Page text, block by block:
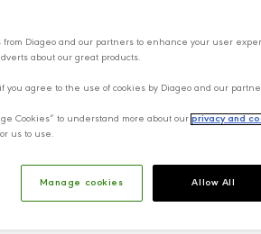
from Diageo and our partners to enhance your user
about our great products.
you agree to the use of cookies by Diageo and our
Cookies” to understand more about our privacy and
us to use.
Manage cookies Allow All